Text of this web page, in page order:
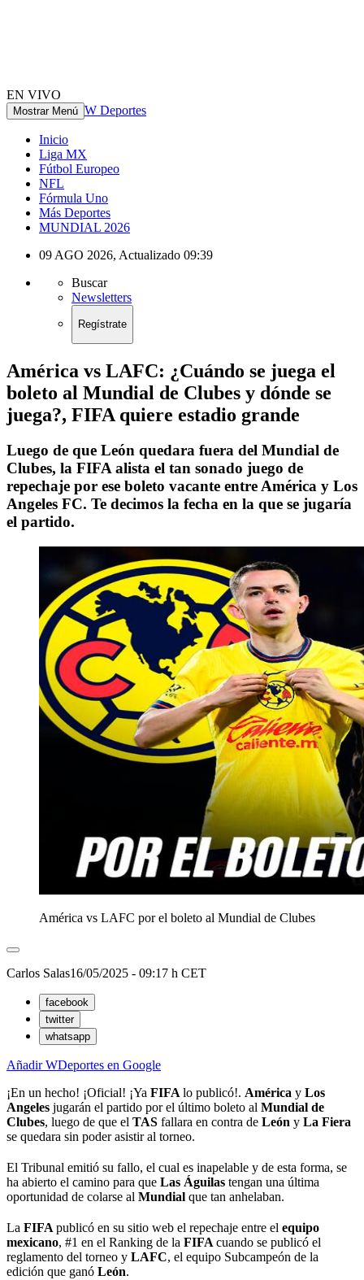
EN VIVO
Mostrar Menú W Deportes
Inicio
Liga MX
Fútbol Europeo
NFL
Fórmula Uno
Más Deportes
MUNDIAL 2026
09 AGO 2026, Actualizado 09:39
Buscar
Newsletters
Regístrate
América vs LAFC: ¿Cuándo se juega el
boleto al Mundial de Clubes y dónde se
juega?, FIFA quiere estadio grande
Luego de que León quedara fuera del Mundial de
Clubes, la FIFA alista el tan sonado juego de
repechaje por ese boleto vacante entre América y Los
Angeles FC. Te decimos la fecha en la que se jugaría
el partido.
América vs LAFC por el boleto al Mundial de Clubes
Carlos Salas16/05/2025 - 09:17 h CET
facebook
twitter
whatsapp
Añadir WDeportes en Google
¡En un hecho! ¡Oficial! ¡Ya FIFA lo publicó!. América y Los
Angeles jugarán el partido por el último boleto al Mundial de
Clubes, luego de que el TAS fallara en contra de León y La Fiera
se quedara sin poder asistir al torneo.
El Tribunal emitió su fallo, el cual es inapelable y de esta forma, se
ha abierto el camino para que Las Águilas tengan una última
oportunidad de colarse al Mundial que tan anhelaban.
La FIFA publicó en su sitio web el repechaje entre el equipo
mexicano, #1 en el Ranking de la FIFA cuando se publicó el
reglamento del torneo y LAFC, el equipo Subcampeón de la
edición que ganó León.